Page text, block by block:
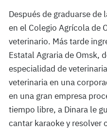
Después de graduarse de
en el Colegio Agrícola de
veterinario. Más tarde
Estatal Agraria de Omsk,
especialidad de
veterinaria en una
en una gran empresa
tiempo libre, a Dinara le
cantar karaoke y resolver